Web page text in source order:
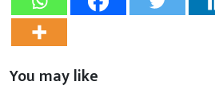
You may like